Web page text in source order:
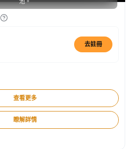
去註冊
查看更多
瞭解詳情